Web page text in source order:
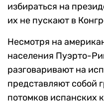
избираться на
их не пускают в
Несмотря на
населения Пуэрто-
разговаривают на
представляют собой
потомков испанских